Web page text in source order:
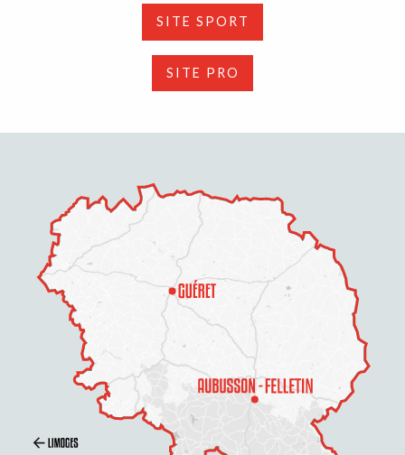
SITE SPORT
SITE PRO